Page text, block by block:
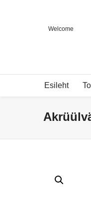
Welcome
Esileht